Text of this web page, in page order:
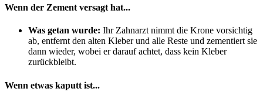
Wenn der Zement versagt hat...
Was getan wurde: Ihr Zahnarzt nimmt die Krone vorsichtig
ab, entfernt den alten Kleber und alle Reste und zementiert sie
dann wieder, wobei er darauf achtet, dass kein Kleber
zurückbleibt.
Wenn etwas kaputt ist...